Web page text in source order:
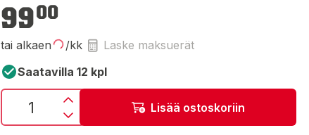
9900
tai alkaen /kk
Laske maksuerät
Saatavilla 12 kpl
Lisää ostoskoriin